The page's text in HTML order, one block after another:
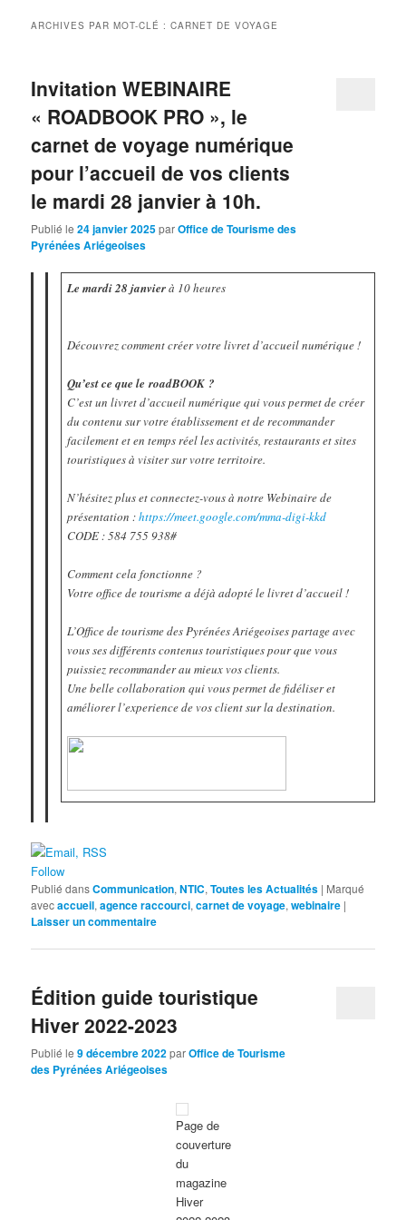
ARCHIVES PAR MOT-CLÉ :CARNET DE VOYAGE
Invitation WEBINAIRE
« ROADBOOK PRO », le
carnet de voyage numérique
pour l’accueil de vos clients
le mardi 28 janvier à 10h.
Publié le24 janvier 2025parOffice de Tourisme des
Pyrénées Ariégeoises
Le mardi 28 janvierà 10 heures
Découvrez comment créer votre livret d’accueil numérique !
Qu’est ce que le roadBOOK ?
C’est un livret d’accueil numérique qui vous permet de créer
du contenu sur votre établissement et de recommander
facilement et en temps réel les activités, restaurants et sites
touristiques à visiter sur votre territoire.
N’hésitez plus et connectez-vous à notre Webinaire de
présentation :https://meet.google.com/mma-digi-kkd
CODE : ‪584 755 938‬#
Comment cela fonctionne ?
Votre office de tourisme a déjà adopté le livret d’accueil !
L’Office de tourisme des Pyrénées Ariégeoises partage avec
vous ses différents contenus touristiques pour que vous
puissiez recommander au mieux vos clients.
Une belle collaboration qui vous permet de fidéliser et
améliorer l’experience de vos client sur la destination.
Follow
Publié dansCommunication,NTIC,Toutes les Actualités | Marqué
avecaccueil,agence raccourci,carnet de voyage,webinaire |
Laisser un commentaire
Édition guide touristique
Hiver 2022-2023
Publié le9 décembre 2022parOffice de Tourisme
des Pyrénées Ariégeoises
Page de
couverture
du
magazine
Hiver